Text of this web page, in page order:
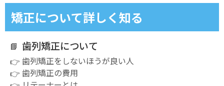
矯正について詳しく知る
歯列矯正について
歯列矯正をしないほうが良い人
歯列矯正の費用